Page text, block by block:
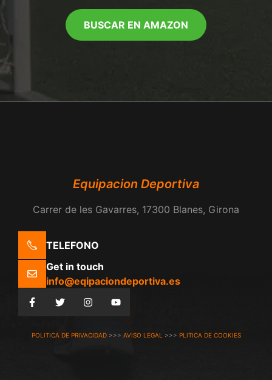
BUSCAR EN AMAZON
Equipacion Deportiva
Carrer de les Gavarres, 17300 Blanes, Girona
TELEFONO
Get in touch
info@eqipaciondeportiva.es
POLITICA DE PRIVACIDAD>>> AVISO LEGAL >>> PLITICA DE COOKIES